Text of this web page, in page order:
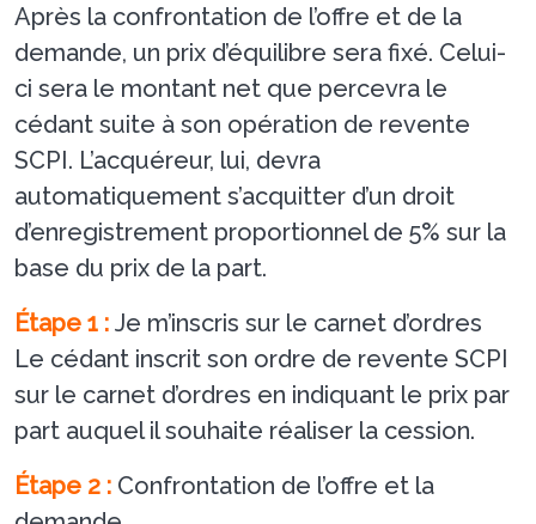
Après la confrontation de l’offre et de la
demande, un prix d’équilibre sera fixé. Celui-
ci sera le montant net que percevra le
cédant suite à son opération de revente
SCPI. L’acquéreur, lui, devra
automatiquement s’acquitter d’un droit
d’enregistrement proportionnel de 5% sur la
base du prix de la part.
Étape 1 : Je m’inscris sur le carnet d’ordres
Le cédant inscrit son ordre de revente SCPI
sur le carnet d’ordres en indiquant le prix par
part auquel il souhaite réaliser la cession.
Étape 2 : Confrontation de l’offre et la